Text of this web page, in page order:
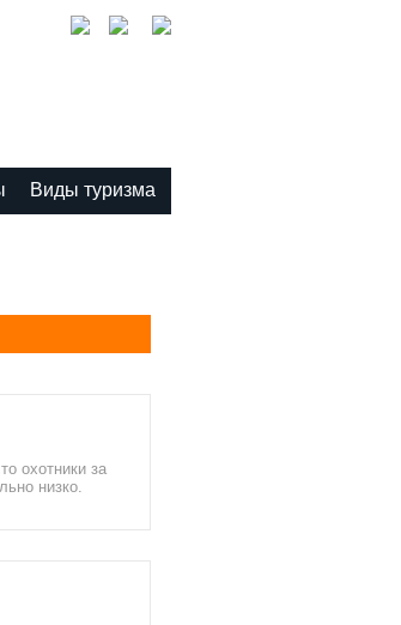
Виды туризма
охотники за
низко.